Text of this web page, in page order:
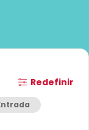
Redefinir